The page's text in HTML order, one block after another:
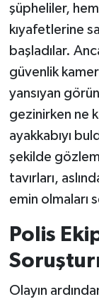
şüpheliler,
kıyafetlerine
başladılar.
güvenlik
yansıyan
gezinirken ne
ayakkabıyı
şekilde
tavırları,
emin olmaları
Polis
Olayın